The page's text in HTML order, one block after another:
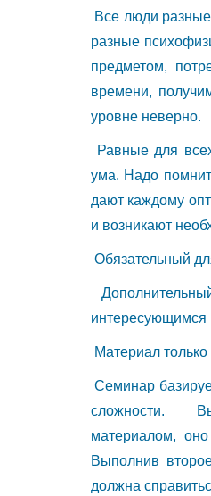
Все люди
разные
предметом,
времени,
уровне неверно.
Равные для
ума. Надо
дают каждому
и возникают
Обязательный
интересующимся
Материал
Семинар
сложности.
материалом,
Выполнив
должна